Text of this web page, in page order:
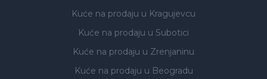
Kuće na prodaju u Kragujevcu
Kuće na prodaju u Subotici
Kuće na prodaju u Zrenjaninu
Kuće na prodaju u Beogradu